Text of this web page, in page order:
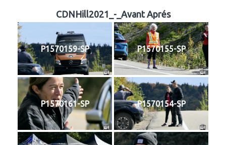
CDNHill2021_-_Avant Aprés
P1570159-SP P1570155-SP
P1570161-SP P1570154-SP